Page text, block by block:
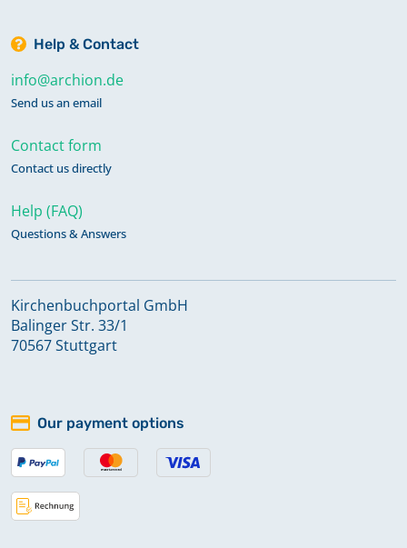
Help & Contact
info@archion.de
Send us an email
Contact form
Contact us directly
Help (FAQ)
Questions & Answers
Kirchenbuchportal GmbH
Balinger Str. 33/1
70567 Stuttgart
Our payment options